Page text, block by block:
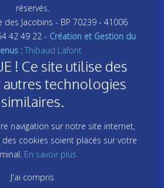
réservés.
Jacobins - BP 70239 - 41006
42 49 22 - Création et Gestion du
: Thibaud Lafont
! Ce site utilise des
autres technologies
similaires.
navigation sur notre site internet,
cookies soient placés sur votre
En savoir plus
J'ai compris